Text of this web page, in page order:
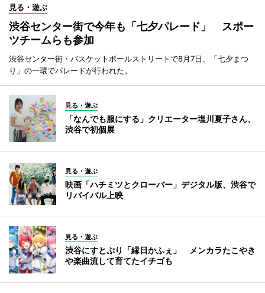
見る・遊ぶ
渋谷センター街で今年も「七夕パレード」 スポー
ツチームらも参加
渋谷センター街・バスケットボールストリートで8月7日、「七夕まつ
り」の一環でパレードが行われた。
見る・遊ぶ
「なんでも服にする」クリエーター塩川夏子さん、
渋谷で初個展
見る・遊ぶ
映画「ハチミツとクローバー」デジタル版、渋谷で
リバイバル上映
見る・遊ぶ
渋谷にすとぷり「縁日かふぇ」 メンカラたこやき
や楽曲流して育てたイチゴも